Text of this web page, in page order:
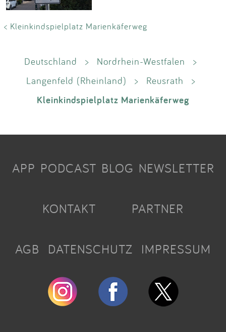
< Kleinkindspielplatz Marienkäferweg
Deutschland > Nordrhein-Westfalen
>
Langenfeld (Rheinland)
> Reusrath >
Kleinkindspielplatz Marienkäferweg
APP PODCAST BLOG NEWSLETTER
KONTAKT PARTNER
AGB DATENSCHUTZ IMPRESSUM